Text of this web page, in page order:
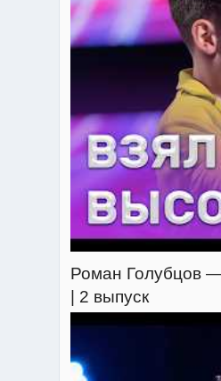
Роман Голубцов
| 2 выпуск